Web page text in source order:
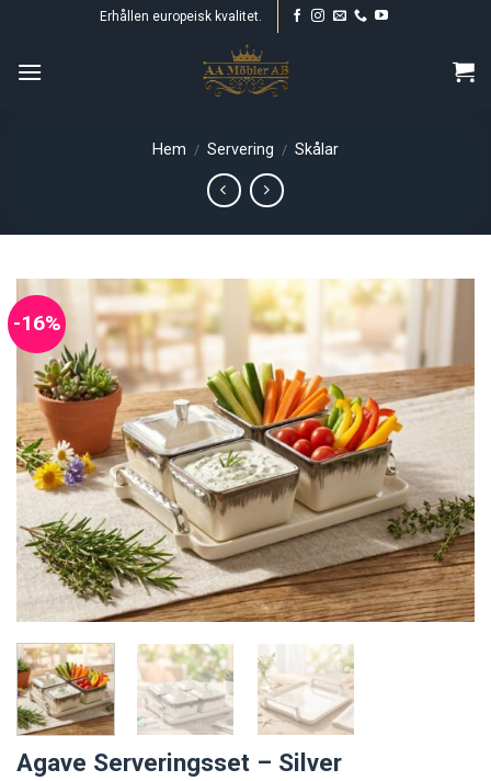
content
Erhållen europeisk kvalitet.
Hem / Servering / Skålar
-16%
Agave Serveringsset – Silver